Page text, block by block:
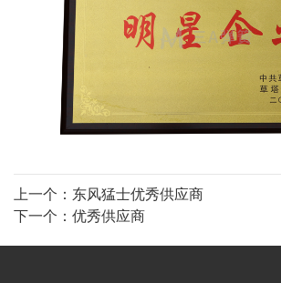
上一个： 东风猛士优秀供应商
下一个： 优秀供应商